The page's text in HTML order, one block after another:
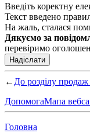
Введіть коректну
Текст введено
На жаль, сталася
Дякуємо за
перевіримо
Надіслати
← До розділу
ДопомогаМапа
Головна